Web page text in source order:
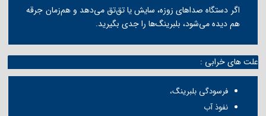
اگر دستگاه صداهای زوزه، سایش یا تق‌تق می‌دهد و هم‌زمان جرقه
هم دیده می‌شود، بلبرینگ‌ها را جدی بگیرید.
علت های خرابی :
فرسودگی بلبرینگ،
نفوذ آب